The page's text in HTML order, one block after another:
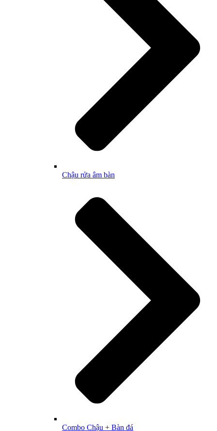
Chậu rửa âm bàn
Combo Chậu + Bàn đá